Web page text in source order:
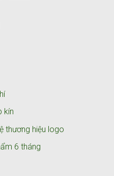
kín
thương hiệu logo
6 tháng